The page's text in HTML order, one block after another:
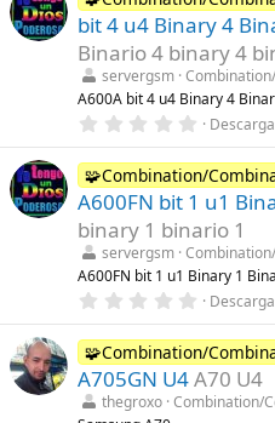
s
)
e
s
t
r
e
l
a
(
s
)
bit 4 u4 Binary 4
Binario 4 binary 4
servergsm
A600A bit 4 u4 Binary 4
0
0
0
e
t
r
e
l
a
(
s
)
🧩Combination/
A600FN bit 1 u1
binary 1 binario 1
servergsm
A600FN bit 1 u1 Binary 1
0
0
0
e
s
t
🧩Combination/
A705GN U4A70 U4
thegroxo Combination/